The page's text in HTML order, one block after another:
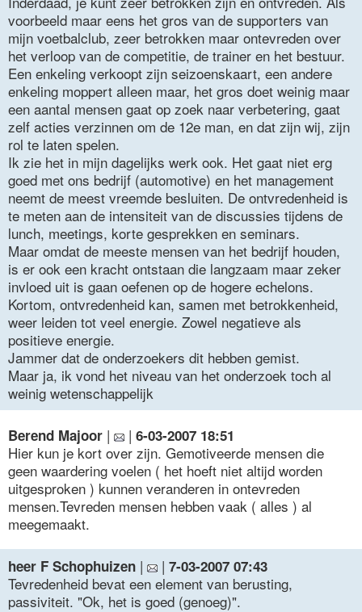
voorbeeld maar eens het gros van de supporters van
mijn voetbalclub, zeer betrokken maar ontevreden over
het verloop van de competitie, de trainer en het bestuur.
Een enkeling verkoopt zijn seizoenskaart, een andere
enkeling moppert alleen maar, het gros doet weinig maar
een aantal mensen gaat op zoek naar verbetering, gaat
zelf acties verzinnen om de 12e man, en dat zijn wij, zijn
rol te laten spelen.
Ik zie het in mijn dagelijks werk ook. Het gaat niet erg
goed met ons bedrijf (automotive) en het management
neemt de meest vreemde besluiten. De ontvredenheid is
te meten aan de intensiteit van de discussies tijdens de
lunch, meetings, korte gesprekken en seminars.
Maar omdat de meeste mensen van het bedrijf houden,
is er ook een kracht ontstaan die langzaam maar zeker
invloed uit is gaan oefenen op de hogere echelons.
Kortom, ontvredenheid kan, samen met betrokkenheid,
weer leiden tot veel energie. Zowel negatieve als
positieve energie.
Jammer dat de onderzoekers dit hebben gemist.
Maar ja, ik vond het niveau van het onderzoek toch al
weinig wetenschappelijk
Berend Majoor | | 6-03-2007 18:51
Hier kun je kort over zijn. Gemotiveerde mensen die
geen waardering voelen ( het hoeft niet altijd worden
uitgesproken ) kunnen veranderen in ontevreden
mensen.Tevreden mensen hebben vaak ( alles ) al
meegemaakt.
heer F Schophuizen | | 7-03-2007 07:43
Tevredenheid bevat een element van berusting,
passiviteit. "Ok, het is goed (genoeg)".